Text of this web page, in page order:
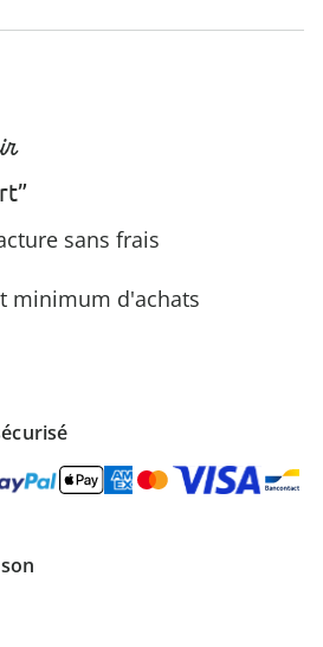
sans frais
minimum d'achats